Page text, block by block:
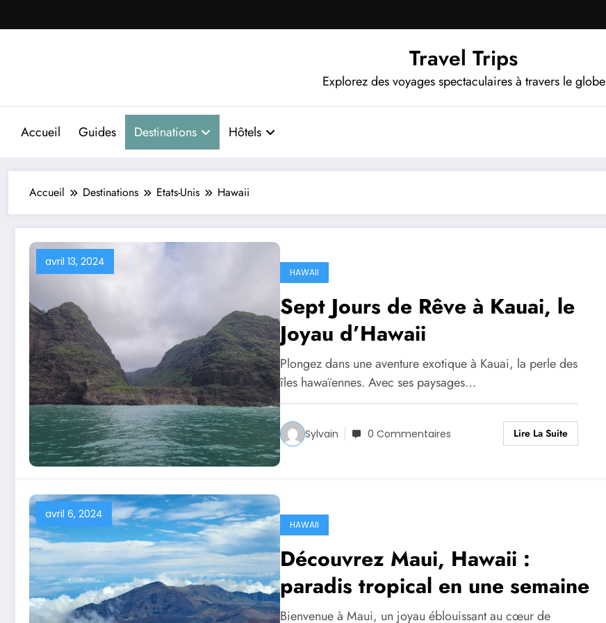
au
Travel Trips
Explorez des voyages spectaculaires à travers le globe
Accueil Guides Destinations Hôtels
Accueil Destinations Etats-Unis Hawaii
avril 13, 2024
HAWAII
Sept Jours de Rêve à Kauai, le
Joyau d’Hawaii
Plongez dans une aventure exotique à Kauai, la perle des
îles hawaïennes. Avec ses paysages…
Sylvain 0 Commentaires Lire La Suite
avril 6, 2024
HAWAII
Découvrez Maui, Hawaii :
paradis tropical en une semaine
Bienvenue à Maui, un joyau éblouissant au cœur de